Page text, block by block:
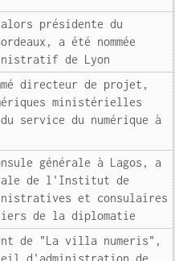
présidente du
a été nommée
de Lyon
directeur de projet,
ministérielles
service du numérique à
consule générale à Lagos, a
de l'Institut de
et consulaires
de la diplomatie
de "La villa numeris",
d'administration de